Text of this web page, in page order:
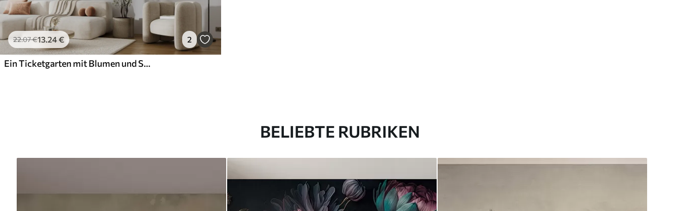
22.07€13.24€ 2
Ein Ticketgarten mit Blumen und Schmetterlingen
BELIEBTE RUBRIKEN